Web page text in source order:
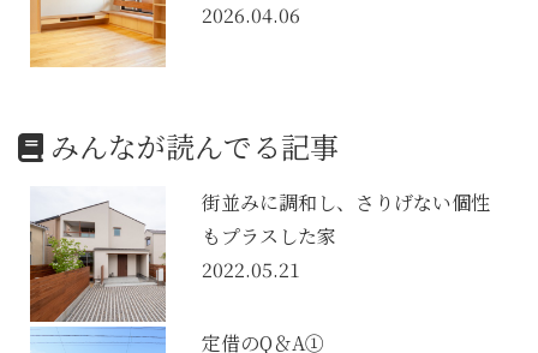
2026.04.06
みんなが読んでる記事
街並みに調和し、さりげない個性
もプラスした家
2022.05.21
定借のQ＆A①